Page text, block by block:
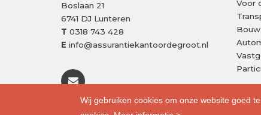
Wij gebruiken cookies om onze website goed
Boslaan 21
6741 DJ Lunteren
T 0318 743 428
E info@assurantiekantoordegroot.nl
Voor
Bouw